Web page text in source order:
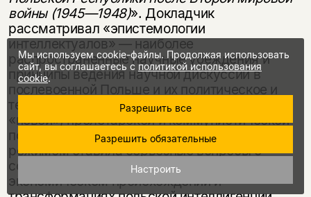
войны (1945—1948)». Докладчик
рассматривал «эпистемологии
интеллектуалов» — наиболее
распространенные научные убеждения и
принципы ведения научной дискуссии в
послевоенной Польше и их политическое и
теоретическое значение. Ситуация создания
«новой», пролетарской и коммунистической
польской культуры социалистическим
режимом ставила серьезные вопросы о
современном положении, историко-
экономическом происхождении и
Мы используем cookie-файлы. Продолжая использовать
сайт, вы соглашаетесь сполитикой использования
cookie.
Разрешить все
Разрешить обязательные
Настроить